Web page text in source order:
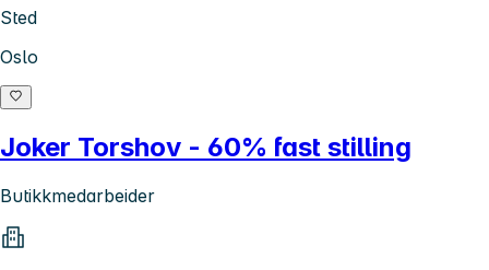
Sted
Oslo
Joker Torshov - 60% fast stilling
Butikkmedarbeider